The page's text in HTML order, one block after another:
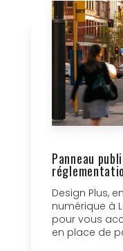
Panneau
Design Plus,
numérique à
pour vous
en place de